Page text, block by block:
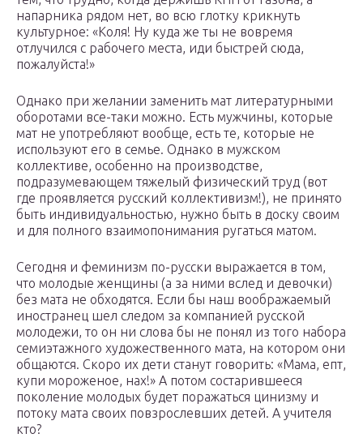
напарника рядом нет, во всю глотку крикнуть
культурное: «Коля! Ну куда же ты не вовремя
отлучился с рабочего места, иди быстрей сюда,
пожалуйста!»
Однако при желании заменить мат литературными
оборотами все-таки можно. Есть мужчины, которые
мат не употребляют вообще, есть те, которые не
используют его в семье. Однако в мужском
коллективе, особенно на производстве,
подразумевающем тяжелый физический труд (вот
где проявляется русский коллективизм!), не принято
быть индивидуальностью, нужно быть в доску своим
и для полного взаимопонимания ругаться матом.
Сегодня и феминизм по-русски выражается в том,
что молодые женщины (а за ними вслед и девочки)
без мата не обходятся. Если бы наш воображаемый
иностранец шел следом за компанией русской
молодежи, то он ни слова бы не понял из того набора
семиэтажного художественного мата, на котором они
общаются. Скоро их дети станут говорить: «Мама, епт,
купи мороженое, нах!» А потом состарившееся
поколение молодых будет поражаться цинизму и
потоку мата своих повзрослевших детей. А учителя
кто?